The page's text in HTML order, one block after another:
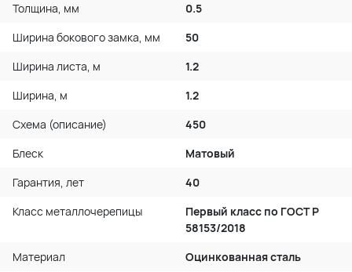
Толщина, мм
0.5
Ширина бокового замка, мм
50
Ширина листа, м
1.2
Ширина, м
1.2
Схема (описание)
450
Блеск
Матовый
Гарантия, лет
40
Класс металлочерепицы
Первый класс по ГОСТ P
58153/2018
Материал
Оцинкованная сталь